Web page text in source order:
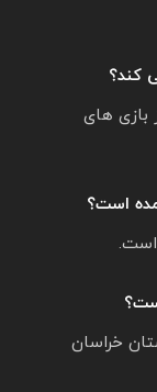
کند؟
بازی های
است؟
خراسان